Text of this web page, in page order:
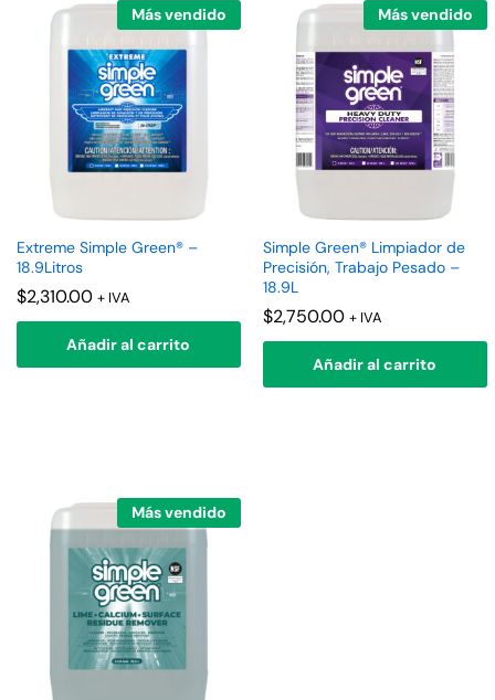
Más vendido
Extreme Simple Green® –
18.9Litros
$2,310.00 + IVA
Añadir al carrito
Más vendido
Simple Green® Limpiador de
Precisión, Trabajo Pesado –
18.9L
$2,750.00 + IVA
Añadir al carrito
Más vendido